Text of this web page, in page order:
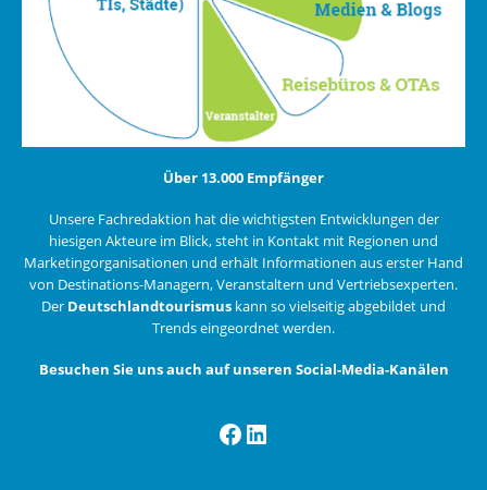
Über 13.000 Empfänger
Unsere Fachredaktion hat die wichtigsten Entwicklungen der
hiesigen Akteure im Blick, steht in Kontakt mit Regionen und
Marketingorganisationen und erhält Informationen aus erster Hand
von Destinations-Managern, Veranstaltern und Vertriebsexperten.
Der Deutschlandtourismus kann so vielseitig abgebildet und
Trends eingeordnet werden.
Besuchen Sie uns auch auf unseren Social-Media-Kanälen
Facebook
LinkedIn